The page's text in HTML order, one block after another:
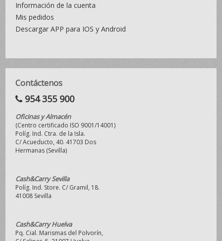
Información de la cuenta
Mis pedidos
Descargar APP para IOS y Android
Contáctenos
954 355 900
Oficinas y Almacén
(Centro certificado ISO 9001/14001)
Políg. Ind. Ctra. de la Isla.
C/ Acueducto, 40. 41703 Dos
Hermanas (Sevilla)
Cash&Carry Sevilla
Políg. Ind. Store. C/ Gramil, 18.
41008 Sevilla
Cash&Carry Huelva
Pq. Cial. Marismas del Polvorín,